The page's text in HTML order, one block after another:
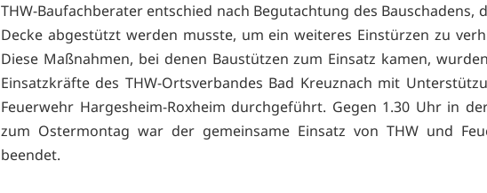
THW-Baufachberater entschied nach Begutachtung des Bauschadens,
Decke abgestützt werden musste, um ein weiteres Einstürzen zu
Diese Maßnahmen, bei denen Baustützen zum Einsatz kamen,
Einsatzkräfte des THW-Ortsverbandes Bad Kreuznach mit
Feuerwehr Hargesheim-Roxheim durchgeführt. Gegen 1.30 Uhr in
zum Ostermontag war der gemeinsame Einsatz von THW und
beendet.